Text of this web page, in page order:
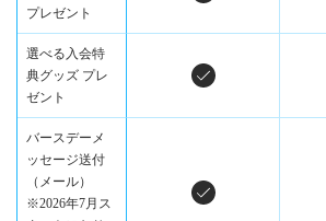
プレゼント
選べる入会特
典グッズ プレ
ゼント
バースデーメ
ッセージ送付
（メール）
※2026年7月ス